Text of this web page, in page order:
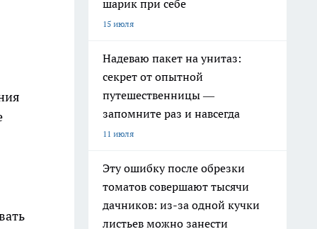
шарик при себе
15 июля
Надеваю пакет на унитаз:
секрет от опытной
путешественницы —
запомните раз и навсегда
11 июля
Эту ошибку после обрезки
томатов совершают тысячи
дачников: из-за одной кучки
листьев можно занести